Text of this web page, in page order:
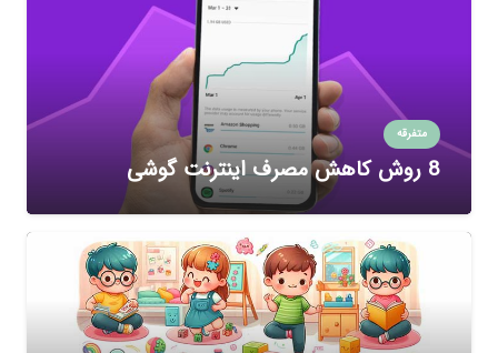
متفرقه
8 روش کاهش مصرف اینترنت گوشی